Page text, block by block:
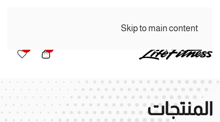
Skip to main content
المنتجات